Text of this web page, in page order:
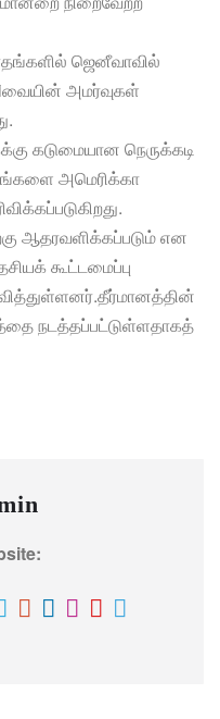
ஜெனீவாவில்
அமர்வுகள்
கடுமையான நெருக்கடி
அமெரிக்கா
ஆதரவளிக்கப்படும் என
கூட்டமைப்பு
நடத்தப்பட்டுள்ளதாகத்